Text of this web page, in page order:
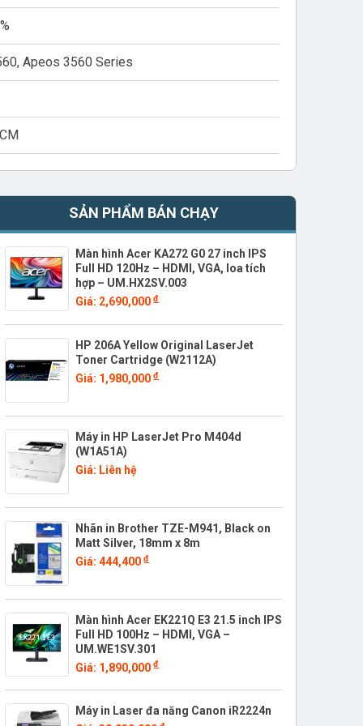
Apeos 3560 Series
SẢN PHẨM BÁN CHẠY
Màn hình Acer KA272 G0 27 inch IPS
Full HD 120Hz – HDMI, VGA, loa tích
hợp – UM.HX2SV.003
Giá: 2,690,000đ
HP 206A Yellow Original LaserJet
Toner Cartridge (W2112A)
Giá: 1,980,000đ
Máy in HP LaserJet Pro M404d
(W1A51A)
Giá: Liên hệ
Nhãn in Brother TZE-M941, Black on
Matt Silver, 18mm x 8m
Giá: 444,400đ
Màn hình Acer EK221Q E3 21.5 inch IPS
Full HD 100Hz – HDMI, VGA –
UM.WE1SV.301
Giá: 1,890,000đ
Máy in Laser đa năng Canon iR2224n